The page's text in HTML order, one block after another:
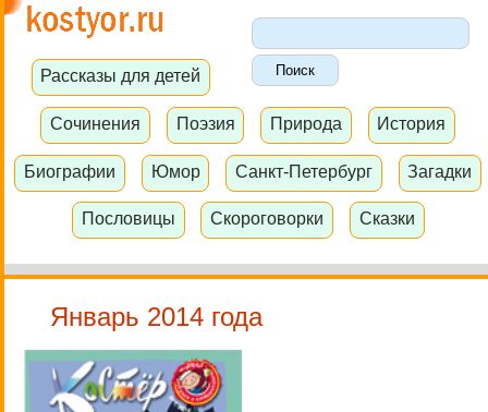
Рассказы для детей
Сочинения Поэзия Природа История
Биографии Юмор Санкт-Петербург Загадки
Пословицы Скороговорки Сказки
Январь 2014 года